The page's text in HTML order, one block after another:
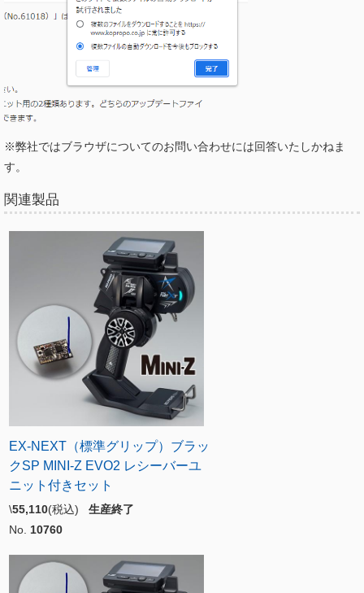
※弊社ではブラウザについてのお問い合わせには回答いたしかねま
す。
関連製品
EX-NEXT（標準グリップ）ブラッ
クSP MINI-Z EVO2 レシーバーユ
ニット付きセット
\55,110(税込) 生産終了
No. 10760